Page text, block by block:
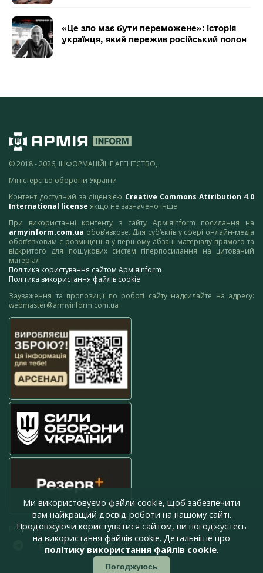
«Це зло має бути переможене»: історія
українця, який пережив російський полон
© 2018 - 2026, ІНФОРМАЦІЙНЕ АГЕНТСТВО,
Міністерство оборони України
Контент доступний за ліцензією Creative Commons Attribution 4.0
International license якщо не зазначено інше.
При використанні контенту з сайту АрміяInform посилання на
armyinform.com.ua обов’язкове. Для суб’єктів у сфері онлайн-медіа
обов’язковим є розміщення у першому абзаці матеріалу прямого та
відкритого для пошукових систем гіперпосилання на цитований
матеріал.
Політика користування сайтом АрміяInform
Політика використання файлів cookie
Зауваження та пропозиції по роботі сайту надсилайте на адресу:
webmaster@armyinform.com.ua
press@armyinform.com.ua
Ми використовуємо файли cookie, щоб забезпечити
вам найкращий досвід роботи на нашому сайті.
Продовжуючи користуватися сайтом, ви погоджуєтесь
на використання файлів cookie. Детальніше про
політику використання файлів cookie.
Погоджуюсь